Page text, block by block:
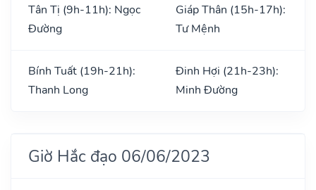
Tân Tị (9h-11h): Ngọc
Đường
Giáp Thân (15h-17h):
Tư Mệnh
Bính Tuất (19h-21h):
Thanh Long
Đinh Hợi (21h-23h):
Minh Đường
Giờ Hắc đạo 06/06/2023